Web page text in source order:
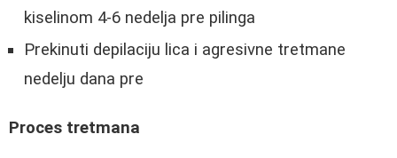
kiselinom 4-6 nedelja pre pilinga
Prekinuti depilaciju lica i agresivne tretmane
nedelju dana pre
Proces tretmana